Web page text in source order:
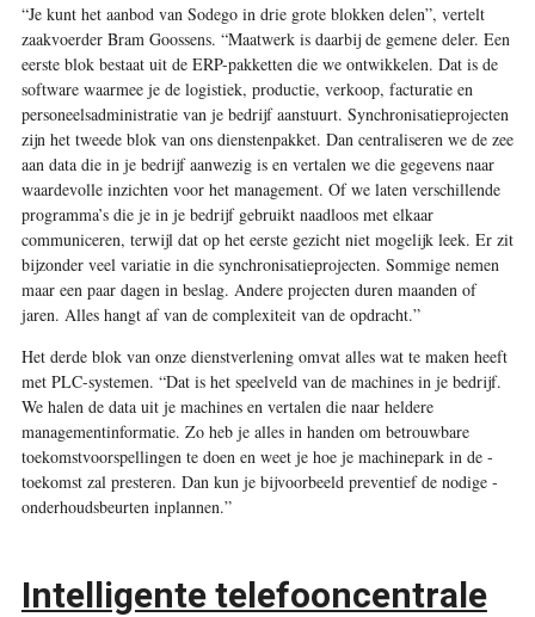
“Je kunt het aanbod van Sodego in drie grote blokken delen”, vertelt
zaakvoerder Bram Goossens. “Maatwerk is daarbij de gemene deler. Een
eerste blok bestaat uit de ERP-pakketten die we ontwikkelen. Dat is de
software waarmee je de logistiek, productie, verkoop, facturatie en
personeelsadministratie van je bedrijf aanstuurt. Synchronisatieprojecten
zijn het tweede blok van ons dienstenpakket. Dan centraliseren we de zee
aan data die in je bedrijf aanwezig is en vertalen we die gegevens naar
waardevolle inzichten voor het management. Of we laten verschillende
programma’s die je in je bedrijf gebruikt naadloos met elkaar
communiceren, terwijl dat op het eerste gezicht niet mogelijk leek. Er zit
bijzonder veel variatie in die synchronisatieprojecten. Sommige nemen
maar een paar dagen in beslag. Andere projecten duren maanden of
jaren. Alles hangt af van de complexiteit van de opdracht.”
Het derde blok van onze dienstverlening omvat alles wat te maken heeft
met PLC-systemen. “Dat is het speelveld van de machines in je bedrijf.
We halen de data uit je machines en vertalen die naar ­heldere
managementinformatie. Zo heb je alles in handen om betrouwbare
toekomstvoorspellingen te doen en weet je hoe je machinepark in de ­
toekomst zal presteren. Dan kun je bijvoorbeeld preventief de nodige ­
onderhoudsbeurten inplannen.”
Intelligente telefooncentrale